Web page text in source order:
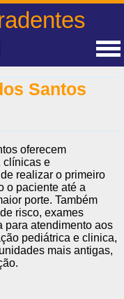
Santos
oferecem
clínicas e
realizar o primeiro
o paciente até a
porte. Também
risco, exames
para atendimento aos
pediátrica e clinica,
mais antigas,